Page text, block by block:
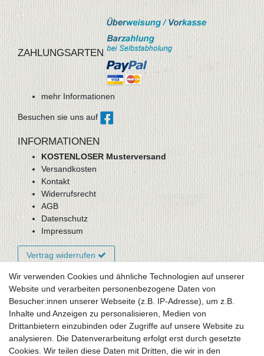
ZAHLUNGSARTEN
mehr Informationen
Besuchen sie uns auf
INFORMATIONEN
KOSTENLOSER Musterversand
Versandkosten
Kontakt
Widerrufsrecht
AGB
Datenschutz
Impressum
Vertrag widerrufen
Newsletter-Anmeldung
FAQ / Fragen
Mein Warenkorb
Mein Merkzettel
Mein Konto
Wir verwenden Cookies und ähnliche Technologien auf unserer
Website und verarbeiten personenbezogene Daten von
Besucher:innen unserer Webseite (z.B. IP-Adresse), um z.B.
Inhalte und Anzeigen zu personalisieren, Medien von
Drittanbietern einzubinden oder Zugriffe auf unsere Website zu
analysieren. Die Datenverarbeitung erfolgt erst durch gesetzte
Cookies. Wir teilen diese Daten mit Dritten, die wir in den